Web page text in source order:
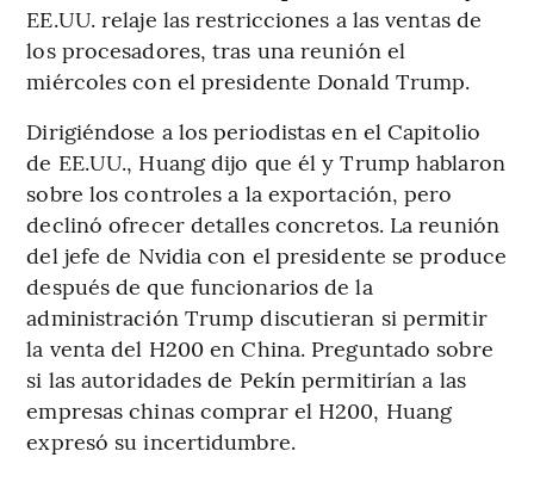
EE.UU. relaje las restricciones a las ventas de
los procesadores, tras una reunión el
miércoles con el presidente Donald Trump.
Dirigiéndose a los periodistas en el Capitolio
de EE.UU., Huang dijo que él y Trump hablaron
sobre los controles a la exportación, pero
declinó ofrecer detalles concretos. La reunión
del jefe de Nvidia con el presidente se produce
después de que funcionarios de la
administración Trump discutieran si permitir
la venta del H200 en China. Preguntado sobre
si las autoridades de Pekín permitirían a las
empresas chinas comprar el H200, Huang
expresó su incertidumbre.